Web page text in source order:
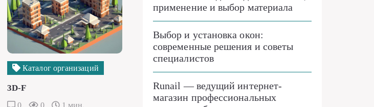
Каталог организаций
3D-F
0 0 1 мин.
применение и выбор материала
Выбор и установка окон:
современные решения и советы
специалистов
Runail — ведущий интернет-
магазин профессиональных